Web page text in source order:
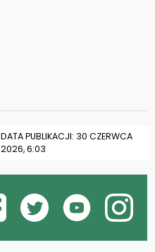
DATA PUBLIKACJI: 30 CZERWCA
2026, 6:03